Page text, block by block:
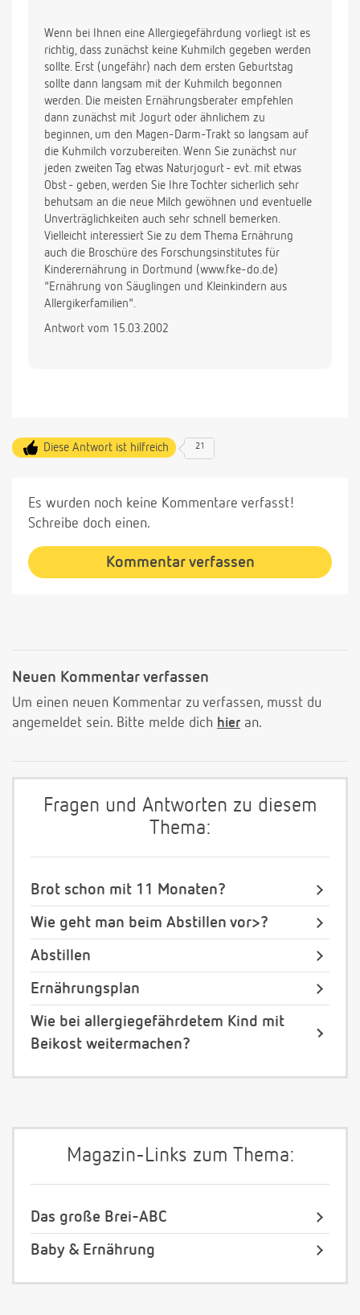
Wenn bei Ihnen eine Allergiegefährdung vorliegt ist es
richtig, dass zunächst keine Kuhmilch gegeben werden
sollte. Erst (ungefähr) nach dem ersten Geburtstag
sollte dann langsam mit der Kuhmilch begonnen
werden. Die meisten Ernährungsberater empfehlen
dann zunächst mit Jogurt oder ähnlichem zu
beginnen, um den Magen-Darm-Trakt so langsam auf
die Kuhmilch vorzubereiten. Wenn Sie zunächst nur
jeden zweiten Tag etwas Naturjogurt - evt. mit etwas
Obst - geben, werden Sie Ihre Tochter sicherlich sehr
behutsam an die neue Milch gewöhnen und eventuelle
Unverträglichkeiten auch sehr schnell bemerken.
Vielleicht interessiert Sie zu dem Thema Ernährung
auch die Broschüre des Forschungsinstitutes für
Kinderernährung in Dortmund (www.fke-do.de)
"Ernährung von Säuglingen und Kleinkindern aus
Allergikerfamilien".
Antwort vom 15.03.2002
Diese Antwort ist hilfreich 21
Es wurden noch keine Kommentare verfasst!
Schreibe doch einen.
Kommentar verfassen
Neuen Kommentar verfassen
Um einen neuen Kommentar zu verfassen, musst du
angemeldet sein. Bitte melde dich hier an.
Fragen und Antworten zu diesem
Thema:
Brot schon mit 11 Monaten?
Wie geht man beim Abstillen vor>?
Abstillen
Ernährungsplan
Wie bei allergiegefährdetem Kind mit
Beikost weitermachen?
Magazin-Links zum Thema:
Das große Brei-ABC
Baby & Ernährung